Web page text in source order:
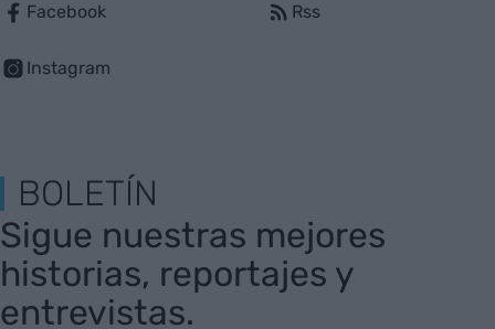
Facebook
Instagram
Rss
BOLETÍN
Sigue nuestras mejores
historias, reportajes y
entrevistas.